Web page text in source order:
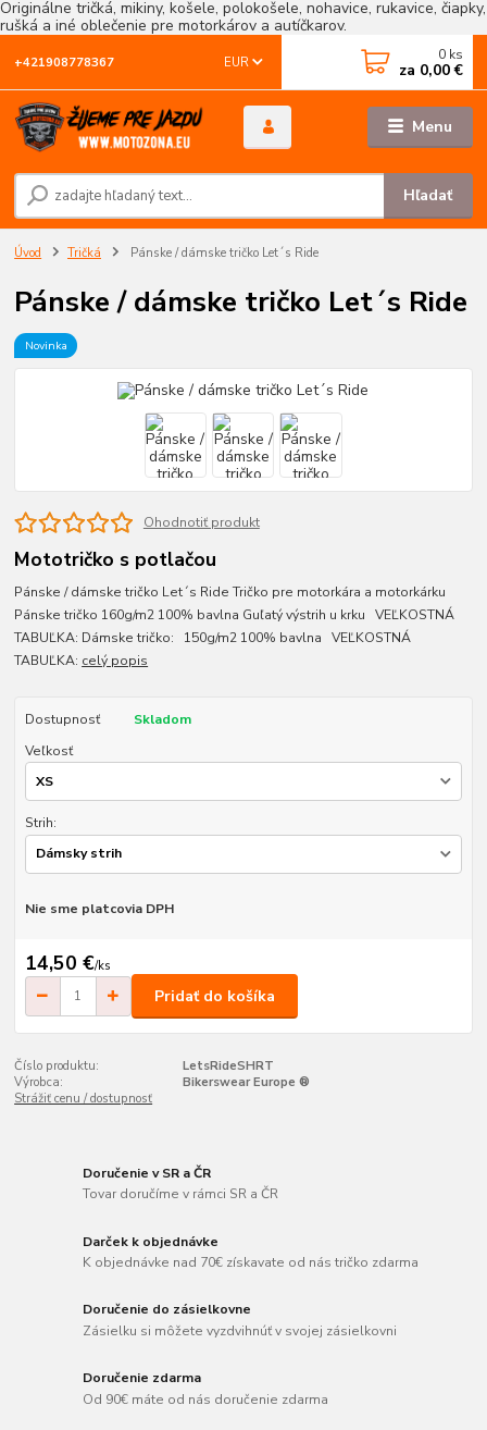
Originálne tričká, mikiny, košele, polokošele, nohavice, rukavice, čiapky,
rušká a iné oblečenie pre motorkárov a autíčkarov.
Menu
EUR
Hľadať
+421908778367 0 ks
za 0,00 €
Úvod Tričká Pánske / dámske tričko Let´s Ride
Pánske / dámske tričko Let´s Ride
Novinka
Ohodnotiť produkt
Mototričko s potlačou
Pánske / dámske tričko Let´s Ride Tričko pre motorkára a motorkárku
Pánske tričko 160g/m2 100% bavlna Guľatý výstrih u krku VEĽKOSTNÁ
TABUĽKA: Dámske tričko: 150g/m2 100% bavlna VEĽKOSTNÁ
TABUĽKA: celý popis
Dostupnosť
Skladom
Veľkosť
Strih:
Nie sme platcovia DPH
14,50 €/ks
Pridať do košíka
Číslo produktu:
LetsRideSHRT
Výrobca:
Bikerswear Europe ®
Strážiť cenu / dostupnosť
Doručenie v SR a ČR
Tovar doručíme v rámci SR a ČR
Darček k objednávke
K objednávke nad 70€ získavate od nás tričko zdarma
Doručenie do zásielkovne
Zásielku si môžete vyzdvihnúť v svojej zásielkovni
Doručenie zdarma
Od 90€ máte od nás doručenie zdarma